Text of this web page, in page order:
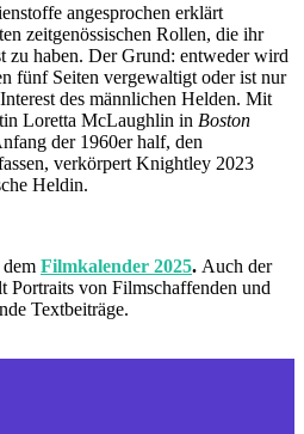
angesprochen erklärt
zeitgenössischen Rollen, die ihr
zu haben. Der Grund: entweder wird
fünf Seiten vergewaltigt oder ist nur
des männlichen Helden. Mit
Loretta McLaughlin in Boston
der 1960er half, den
verkörpert Knightley 2023
Heldin.
Filmkalender 2025. Auch der
Portraits von Filmschaffenden und
Textbeiträge.